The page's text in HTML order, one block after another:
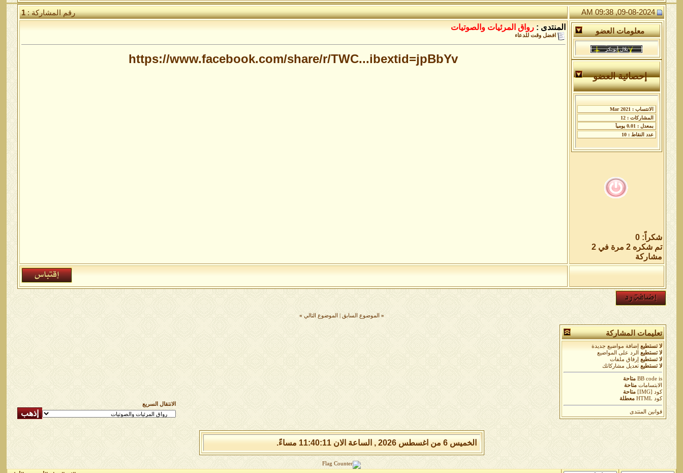
09-08-2024, 09:38 AM رقم المشاركة :1
معلومات العضو
إحصائية العضو
شكراً: 0
تم شكره 2 مرة في 2
مشاركة
المنتدى : رواق المرئيات والصوتيات
افضل وقت للدعاء
https://www.facebook.com/share/r/TWC...ibextid=jpBbYv
« الموضوع السابق الموضوع التالي »
تعليمات المشاركة
لا تستطيع
إضافة مواضيع جديدة
لا تستطيع
الرد على المواضيع
لا تستطيع
إرفاق ملفات
لا تستطيع تعديل مشاركاتك
BB codeis
متاحة
الابتسامات متاحة
كود [IMG]
متاحة
كود HTML
معطلة
قوانين المنتدى
الانتقال السريع
الخميس 6 من اغسطس 2026 , الساعة الان 11:40:11 مساءً.